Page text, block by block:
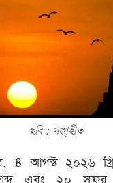
ছবি : সংগৃহীত
৪ আগস্ট ২০২৬